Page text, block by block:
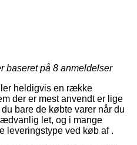
baseret på 8 anmeldelser
heldigvis en række
der er mest anvendt er lige
bare de købte varer når du
let, og i mange
leveringstype ved køb af .